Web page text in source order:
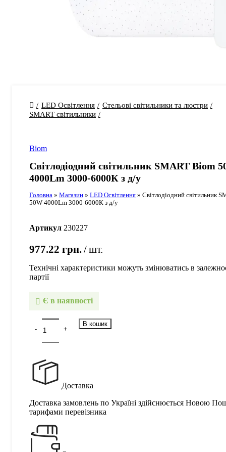
LED Освітлення
Стельові світильники та люстри
SMART світильники
Biom
Світлодіодний світильник SMART Biom
4000Lm 3000-6000К з д/у
Головна » Магазин » LED Освітлення » Світлодіодний світильник
50W 4000Lm 3000-6000К з д/у
Артикул 230227
977.22 грн. шт.
Технічні характеристики можуть змінюватись в
партії
Є в наявності
В кошик
Доставка
Доставка замовлень по Україні здійснюється Новою
тарифами перевізника